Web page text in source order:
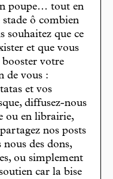
poupe… tout en
stade ô combien
souhaitez que ce
et que vous
booster votre
de vous :
et vos
diffusez-nous
ou en librairie,
nos posts
des dons,
ou simplement
car la bise